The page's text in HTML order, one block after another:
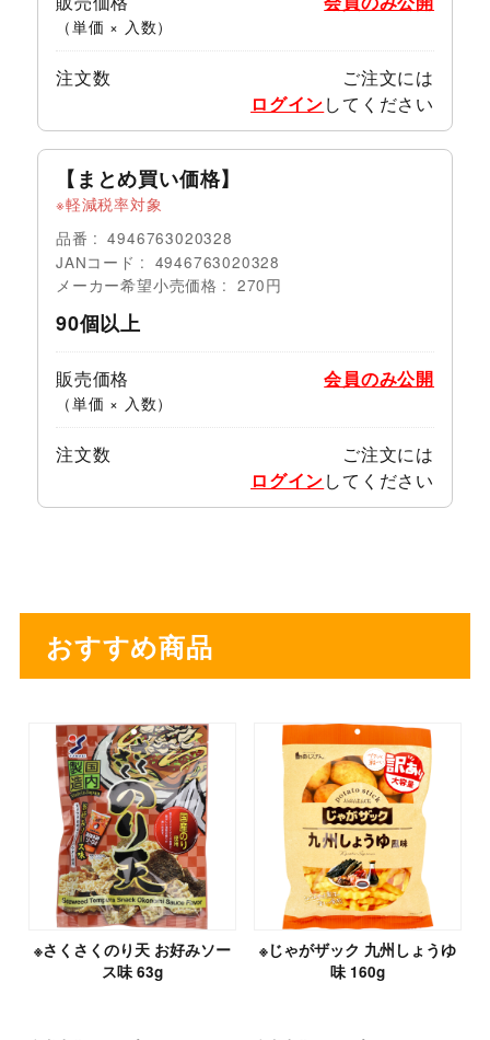
（単価 × 入数）
注文数
ご注文には
ログインしてください
【まとめ買い価格】
軽減税率対象
品番
4946763020328
JANコード
4946763020328
メーカー希望小売価格
270円
90個以上
販売価格
（単価 × 入数）
会員のみ公開
注文数
ご注文には
ログインしてください
おすすめ商品
※さくさくのり天 お好みソー
ス味 63g
※じゃがザック 九州しょうゆ
味 160g